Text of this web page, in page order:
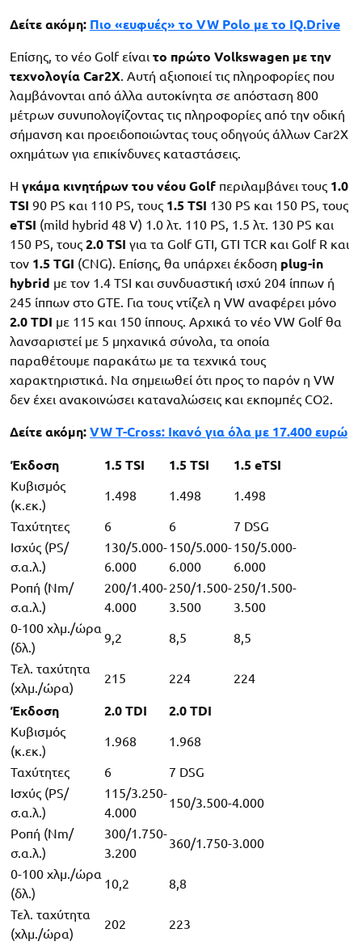
Δείτε ακόμη: Πιο «ευφυές» το VW Polo με το IQ.Drive
Επίσης, το νέο Golf είναι το πρώτο Volkswagen με την
τεχνολογία Car2X. Αυτή αξιοποιεί τις πληροφορίες που
λαμβάνονται από άλλα αυτοκίνητα σε απόσταση 800
μέτρων συνυπολογίζοντας τις πληροφορίες από την οδική
σήμανση και προειδοποιώντας τους οδηγούς άλλων Car2X
οχημάτων για επικίνδυνες καταστάσεις.
Η γκάμα κινητήρων του νέου Golf περιλαμβάνει τους 1.0
TSI 90 PS και 110 PS, τους 1.5 TSI 130 PS και 150 PS, τους
eTSI (mild hybrid 48 V) 1.0 λτ. 110 PS, 1.5 λτ. 130 PS και
150 PS, τους 2.0 TSI για τα Golf GTI, GTI TCR και Golf R και
τον 1.5 TGI (CNG). Επίσης, θα υπάρχει έκδοση plug-in
hybrid με τον 1.4 TSI και συνδυαστική ισχύ 204 ίππων ή
245 ίππων στο GTE. Για τους ντίζελ η VW αναφέρει μόνο
2.0 TDI με 115 και 150 ίππους. Αρχικά το νέο VW Golf θα
λανσαριστεί με 5 μηχανικά σύνολα, τα οποία
παραθέτουμε παρακάτω με τα τεχνικά τους
χαρακτηριστικά. Να σημειωθεί ότι προς το παρόν η VW
δεν έχει ανακοινώσει καταναλώσεις και εκπομπές CO2.
Δείτε ακόμη: VW T-Cross: Ικανό για όλα με 17.400 ευρώ
Έκδοση 1.5 TSI 1.5 TSI
1.5 eTSI
Κυβισμός
(κ.εκ.)
1.498 1.498 1.498
Ταχύτητες 6 6
7 DSG
Ισχύς (PS/
σ.α.λ.)
130/5.000-
6.000
150/5.000-
6.000
150/5.000-
6.000
Ροπή (Nm/
σ.α.λ.)
200/1.400-
4.000
250/1.500-
3.500
250/1.500-
3.500
0-100 χλμ./ώρα
(δλ.)
9,2 8,5 8,5
Τελ. ταχύτητα
(χλμ./ώρα)
215 224 224
Έκδοση 2.0 TDI
2.0 TDI
Κυβισμός
(κ.εκ.)
1.968 1.968
Ταχύτητες 6
7 DSG
Ισχύς (PS/
σ.α.λ.)
115/3.250-
4.000
150/3.500-4.000
Ροπή (Nm/
σ.α.λ.)
300/1.750-
3.200
360/1.750-3.000
0-100 χλμ./ώρα
(δλ.)
10,2 8,8
Τελ. ταχύτητα
(χλμ./ώρα)
202 223